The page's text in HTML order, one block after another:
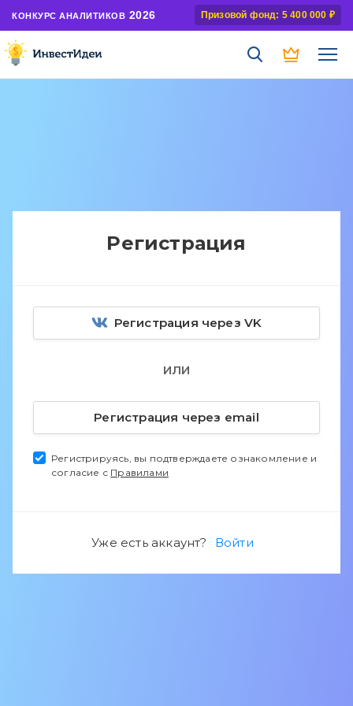
КОНКУРС АНАЛИТИКОВ 2026 Призовой фонд: 5 400 000 ₽
Регистрация
Регистрация через VK
ИЛИ
Регистрация через email
Регистрируясь, вы подтверждаете ознакомление и
согласие с Правилами
Уже есть аккаунт? Войти